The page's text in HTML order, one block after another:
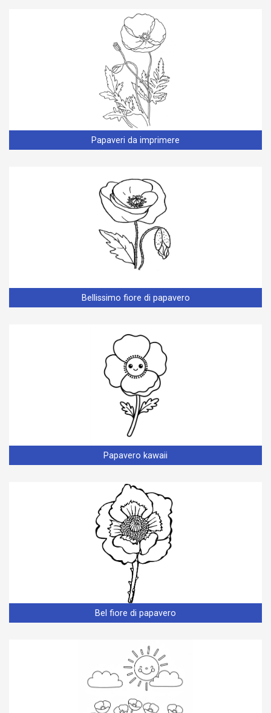
Papaveri da imprimere
Bellissimo fiore di papavero
Papavero kawaii
Bel fiore di papavero